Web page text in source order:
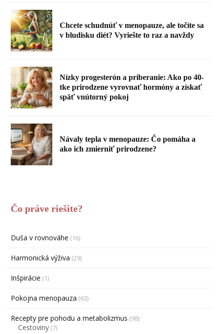
Chcete schudnúť v menopauze, ale točíte sa
v bludisku diét? Vyriešte to raz a navždy
Nízky progesterón a priberanie: Ako po 40-
tke prirodzene vyrovnať hormóny a získať
späť vnútorný pokoj
Návaly tepla v menopauze: Čo pomáha a
ako ich zmierniť prirodzene?
Čo práve riešite?
Duša v rovnováhe (16)
Harmonická výživa (29)
Inšpirácie (1)
Pokojna menopauza (63)
Recepty pre pohodu a metabolizmus (98)
Cestoviny (7)